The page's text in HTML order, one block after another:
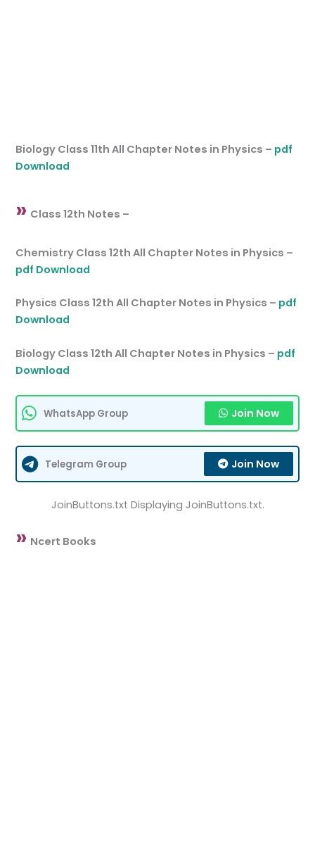
Biology Class 11th All Chapter Notes in Physics – pdf
Download
» Class 12th Notes –
Chemistry Class 12th All Chapter Notes in Physics –
pdf Download
Physics Class 12th All Chapter Notes in Physics – pdf
Download
Biology Class 12th All Chapter Notes in Physics – pdf
Download
WhatsApp Group Join Now
Telegram Group Join Now
JoinButtons.txt Displaying JoinButtons.txt.
» Ncert Books